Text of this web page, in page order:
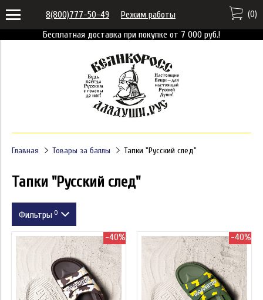
Бесплатная доставка при покупке от 7 000 руб.!
8(800)777-50-49 Режим работы (0)
Главная Товары за баллы Тапки "Русский след"
Тапки "Русский след"
Фильтры 0
Размер
Модель
Цвет
-40% -40%